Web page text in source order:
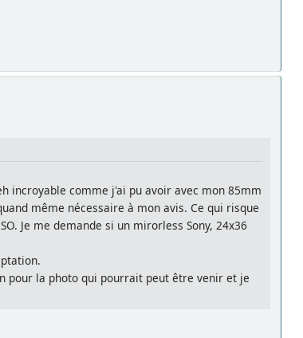
incroyable comme j'ai pu avoir avec mon 85mm
même nécessaire à mon avis. Ce qui risque
Je me demande si un mirorless Sony, 24x36
pour la photo qui pourrait peut être venir et je